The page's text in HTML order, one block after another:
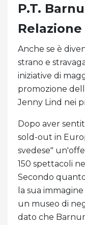
P.T.
Anche se è
strano e
iniziative di
promozione
Jenny Lind nei
Dopo aver
sold-out in
svedese"
150 spettacoli
Secondo
la sua
un museo di
dato che